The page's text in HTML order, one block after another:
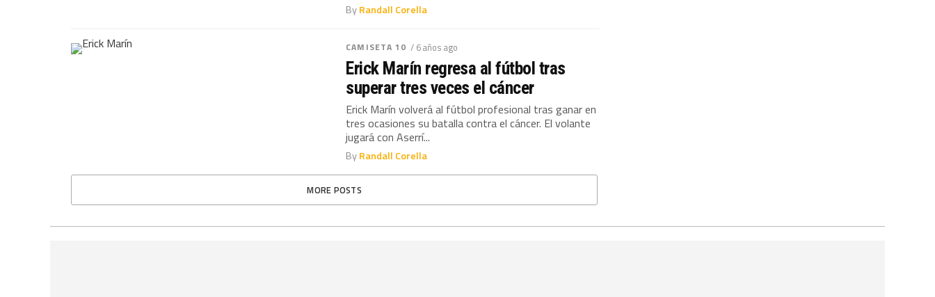
ByRandall Corella
CAMISETA 10 / 6 años ago
Erick Marín regresa al fútbol tras
superar tres veces el cáncer
Erick Marín volverá al fútbol profesional tras ganar en
tres ocasiones su batalla contra el cáncer. El volante
jugará con Aserrí...
ByRandall Corella
MORE POSTS